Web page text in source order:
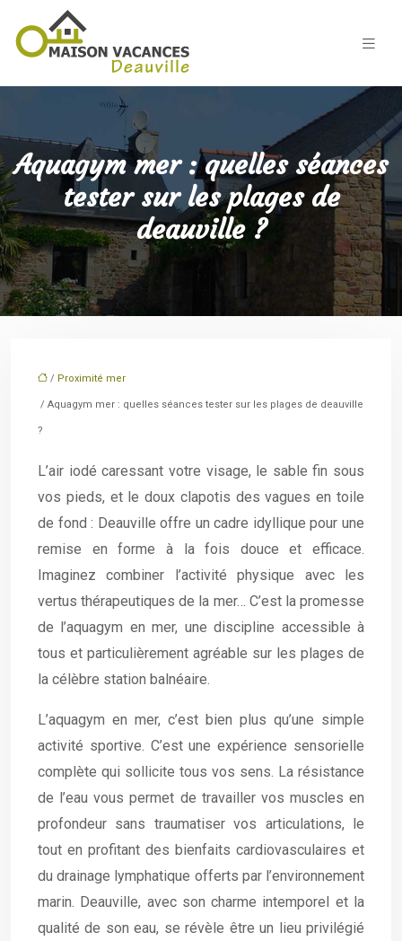
Aquagym mer : quelles séances
tester sur les plages de
deauville ?
/ Proximité mer
/ Aquagym mer : quelles séances tester sur les plages de deauville
?
L’air iodé caressant votre visage, le sable fin sous
vos pieds, et le doux clapotis des vagues en toile
de fond : Deauville offre un cadre idyllique pour une
remise en forme à la fois douce et efficace.
Imaginez combiner l’activité physique avec les
vertus thérapeutiques de la mer… C’est la promesse
de l’aquagym en mer, une discipline accessible à
tous et particulièrement agréable sur les plages de
la célèbre station balnéaire.
L’aquagym en mer, c’est bien plus qu’une simple
activité sportive. C’est une expérience sensorielle
complète qui sollicite tous vos sens. La résistance
de l’eau vous permet de travailler vos muscles en
profondeur sans traumatiser vos articulations, le
tout en profitant des bienfaits cardiovasculaires et
du drainage lymphatique offerts par l’environnement
marin. Deauville, avec son charme intemporel et la
qualité de son eau, se révèle être un lieu privilégié